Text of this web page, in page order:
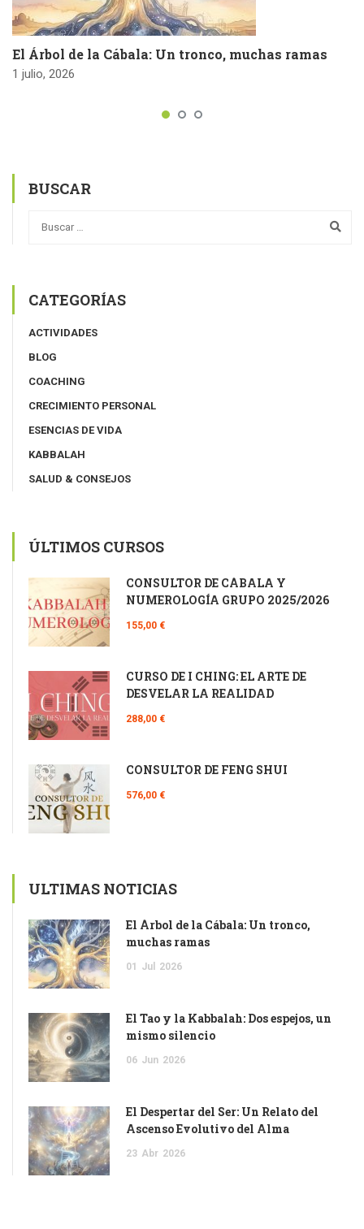
El Árbol de la Cábala: Un tronco, muchas ramas
1 julio, 2026
BUSCAR
CATEGORÍAS
ACTIVIDADES
BLOG
COACHING
CRECIMIENTO PERSONAL
ESENCIAS DE VIDA
KABBALAH
SALUD & CONSEJOS
ÚLTIMOS CURSOS
CONSULTOR DE CÁBALA Y
NUMEROLOGÍA GRUPO 2025/2026
155,00 €
CURSO DE I CHING: EL ARTE DE
DESVELAR LA REALIDAD
288,00 €
CONSULTOR DE FENG SHUI
576,00 €
ULTIMAS NOTICIAS
El Árbol de la Cábala: Un tronco,
muchas ramas
01 Jul 2026
El Tao y la Kabbalah: Dos espejos, un
mismo silencio
06 Jun 2026
El Despertar del Ser: Un Relato del
Ascenso Evolutivo del Alma
23 Abr 2026